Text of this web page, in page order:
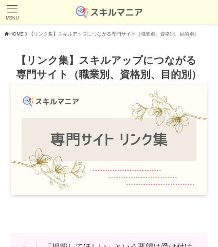
MENU
HOME 【リンク集】スキルアップにつながる専門サイト（職業別、資格別、目的別）
【リンク集】スキルアップにつながる
専門サイト（職業別、資格別、目的別）